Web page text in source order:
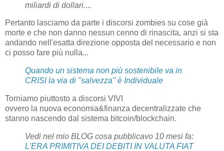
miliardi di dollari....
Pertanto lasciamo da parte i discorsi zombies su cose già
morte e che non danno nessun cenno di rinascita, anzi si sta
andando nell'esatta direzione opposta del necessario e non
ci posso fare più nulla...
Quando un sistema non più sostenibile va in
CRISI la via di "salvezza" è Individuale
Torniamo piuttosto a discorsi VIVI
ovvero la nuova economia&finanza decentralizzate che
stanno nascendo dal sistema bitcoin/blockchain.
Vedi nel mio BLOG cosa pubblicavo 10 mesi fa:
L'ERA PRIMITIVA DEI DEBITI IN VALUTA FIAT